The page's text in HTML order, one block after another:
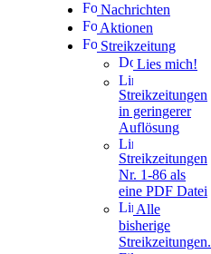
Nachrichten
Aktionen
Streikzeitung
Lies mich!
Streikzeitungen
in geringerer
Auflösung
Streikzeitungen
Nr. 1-86 als
eine PDF Datei
Alle
bisherige
Streikzeitungen.